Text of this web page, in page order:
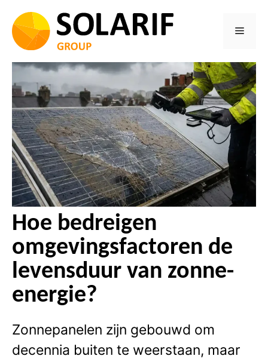
naar
inhoud
Menu
Hoe bedreigen
omgevingsfactoren de
levensduur van zonne-
energie?
Zonnepanelen zijn gebouwd om
decennia buiten te weerstaan, maar